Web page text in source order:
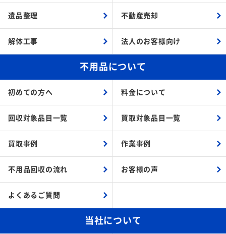
遺品整理 不動産売却
解体工事 法人のお客様向け
不用品について
初めての方へ 料金について
回収対象品目一覧 買取対象品目一覧
買取事例 作業事例
不用品回収の流れ お客様の声
よくあるご質問
当社について